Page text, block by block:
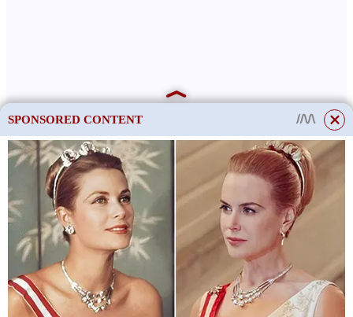
SPONSORED CONTENT